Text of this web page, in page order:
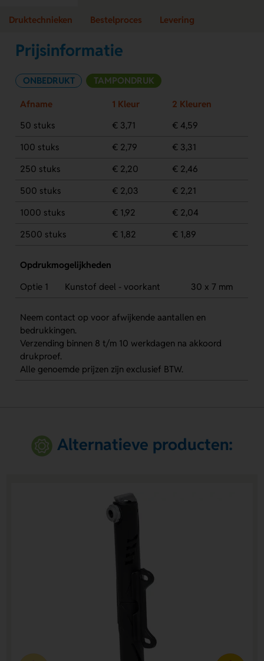
Druktechnieken Bestelproces Levering
Prijsinformatie
ONBEDRUKT TAMPONDRUK
Afname 1 Kleur
2 Kleuren
50 stuks
€ 3,71
€ 4,59
100 stuks
€ 2,79
€ 3,31
250 stuks
€ 2,20
€ 2,46
500 stuks
€ 2,03
€ 2,21
1000 stuks
€ 1,92
€ 2,04
2500 stuks
€ 1,82 € 1,89
Opdrukmogelijkheden
Optie 1
Kunstof deel - voorkant 30 x 7 mm
Neem contact op voor afwijkende aantallen en
bedrukkingen.
Verzending binnen 8 t/m 10 werkdagen na akkoord
drukproef.
Alle genoemde prijzen zijn exclusief BTW.
Alternatieve producten: